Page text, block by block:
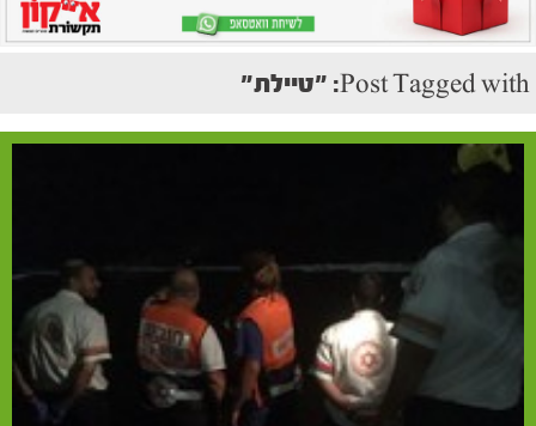
Post Tagged with: "טיילת"